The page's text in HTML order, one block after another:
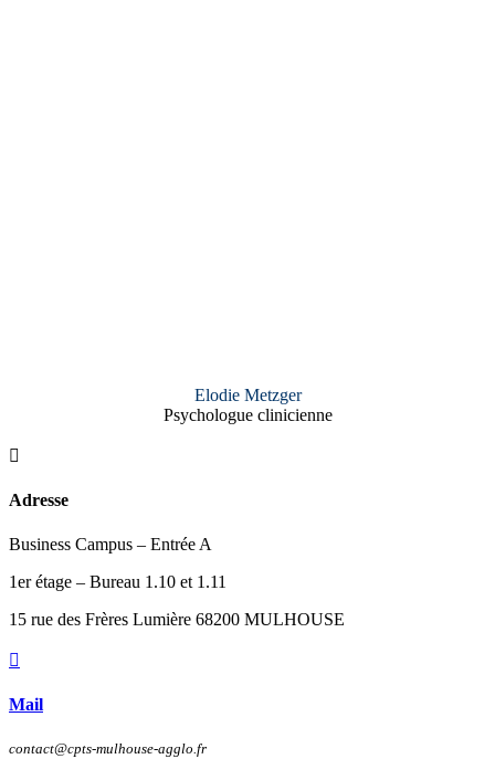
Elodie Metzger
Psychologue clinicienne

Adresse
Business Campus – Entrée A
1er étage – Bureau 1.10 et 1.11
15 rue des Frères Lumière 68200 MULHOUSE

Mail
contact@cpts-mulhouse-agglo.fr